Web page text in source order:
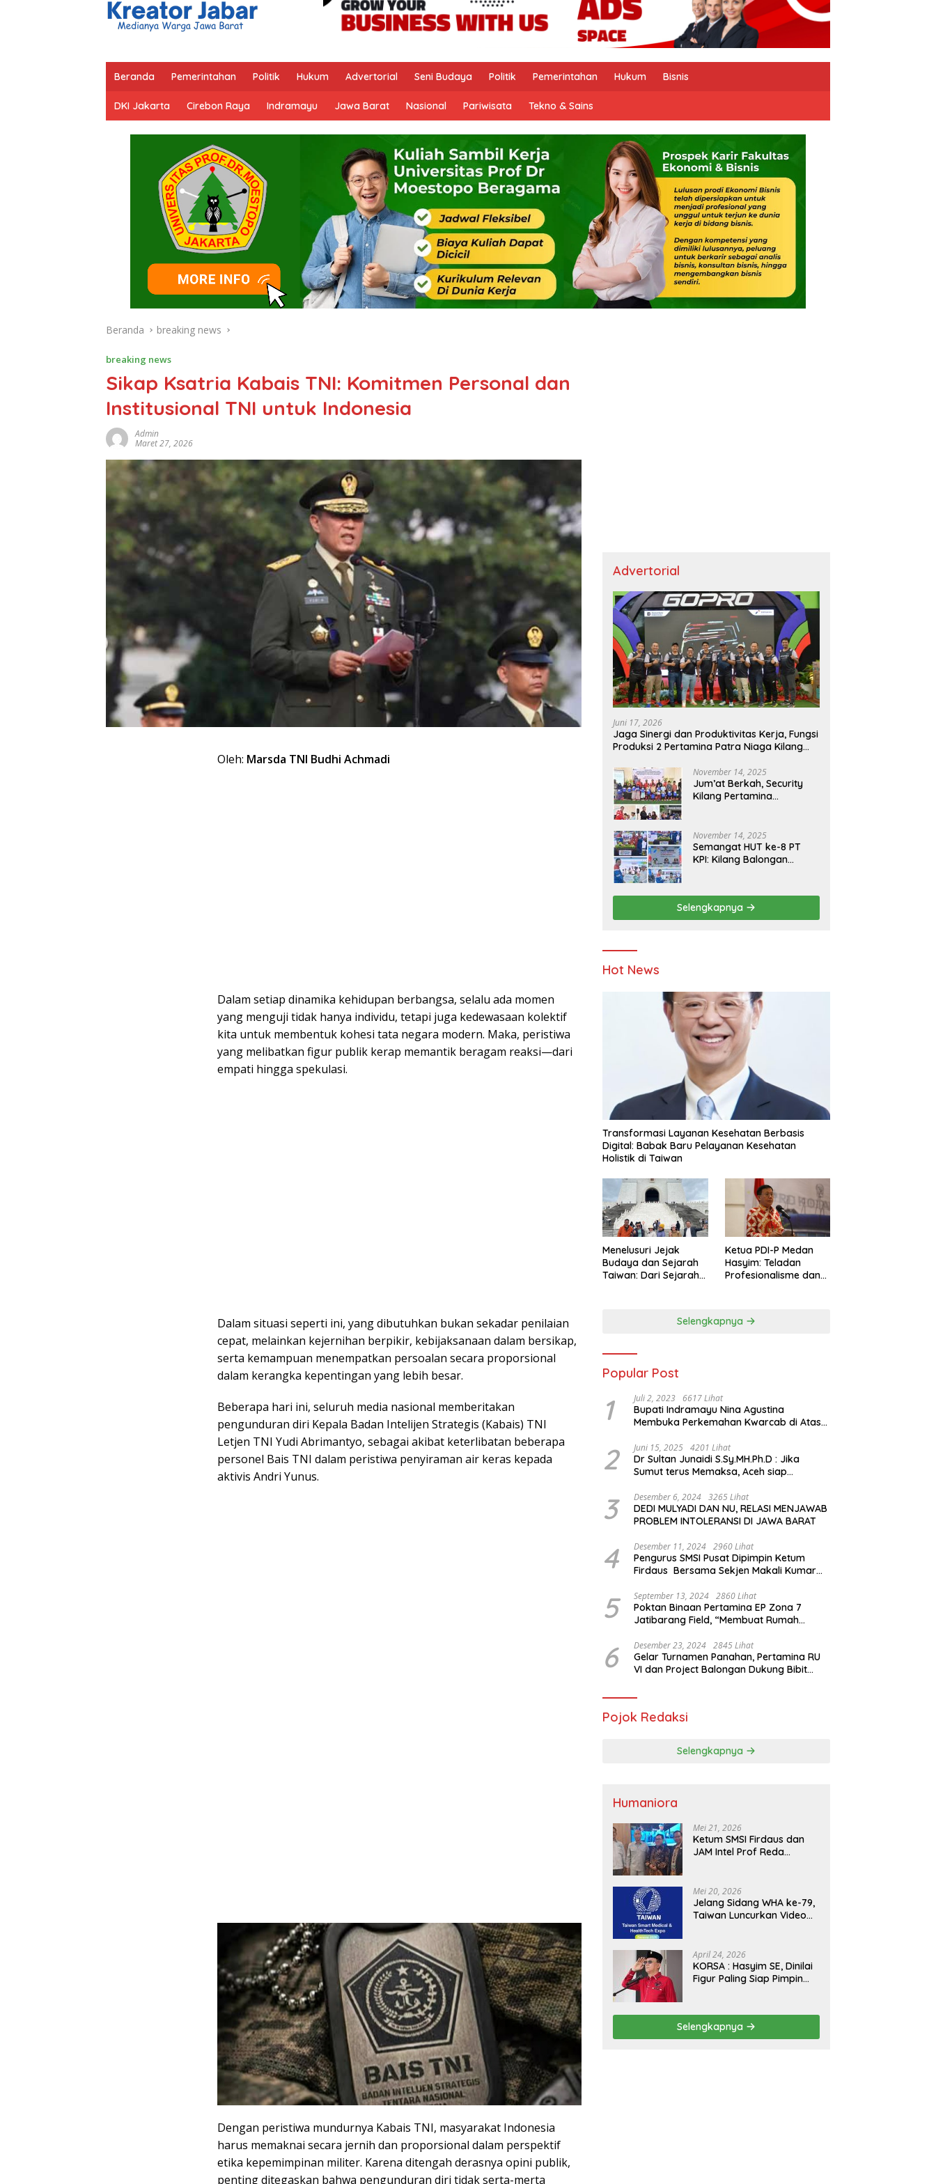
Beranda Pemerintahan Politik Hukum Advertorial Seni Budaya Politik Pemerintahan Hukum Bisnis
DKI Jakarta Cirebon Raya Indramayu Jawa Barat Nasional Pariwisata Tekno & Sains
Beranda breaking news
breaking news
Sikap Ksatria Kabais TNI: Komitmen Personal dan
Institusional TNI untuk Indonesia
Admin
Maret 27, 2026
Oleh: Marsda TNI Budhi Achmadi
Dalam setiap dinamika kehidupan berbangsa, selalu ada momen
yang menguji tidak hanya individu, tetapi juga kedewasaan kolektif
kita untuk membentuk kohesi tata negara modern. Maka, peristiwa
yang melibatkan figur publik kerap memantik beragam reaksi—dari
empati hingga spekulasi.
Dalam situasi seperti ini, yang dibutuhkan bukan sekadar penilaian
cepat, melainkan kejernihan berpikir, kebijaksanaan dalam bersikap,
serta kemampuan menempatkan persoalan secara proporsional
dalam kerangka kepentingan yang lebih besar.
Beberapa hari ini, seluruh media nasional memberitakan
pengunduran diri Kepala Badan Intelijen Strategis (Kabais) TNI
Letjen TNI Yudi Abrimantyo, sebagai akibat keterlibatan beberapa
personel Bais TNI dalam peristiwa penyiraman air keras kepada
aktivis Andri Yunus.
Dengan peristiwa mundurnya Kabais TNI, masyarakat Indonesia
harus memaknai secara jernih dan proporsional dalam perspektif
etika kepemimpinan militer. Karena ditengah derasnya opini publik,
penting ditegaskan bahwa pengunduran diri tidak serta-merta
Advertorial
Juni 17, 2026
Jaga Sinergi dan Produktivitas Kerja, Fungsi
Produksi 2 Pertamina Patra Niaga Kilang
November 14, 2025
Jum’at Berkah, Security
Kilang Pertamina
November 14, 2025
Semangat HUT ke-8 PT
KPI: Kilang Balongan
Berbagi Bersama
Penyandang Disabilitas
dan Yayasan Pendidikan
Selengkapnya
Hot News
Transformasi Layanan Kesehatan Berbasis
Digital: Babak Baru Pelayanan Kesehatan
Holistik di Taiwan
Menelusuri Jejak
Budaya dan Sejarah
Taiwan: Dari Sejarah
Sejarah Chiang Kai-
Ketua PDI-P Medan
Hasyim: Teladan
Profesionalisme dan
Selengkapnya
Popular Post
1 Juli 2, 2023 6617 Lihat
Bupati Indramayu Nina Agustina
Membuka Perkemahan Kwarcab di Atas
2 Juni 15, 2025 4201 Lihat
Dr Sultan Junaidi S.Sy.MH.Ph.D : Jika
Sumut terus Memaksa, Aceh siap
Internasional
3 Desember 6, 2024 3265 Lihat
DEDI MULYADI DAN NU, RELASI MENJAWAB
PROBLEM INTOLERANSI DI JAWA BARAT
4 Desember 11, 2024 2960 Lihat
Pengurus SMSI Pusat Dipimpin Ketum
Firdaus Bersama Sekjen Makali Kumar
Yusuf
5 September 13, 2024 2860 Lihat
Poktan Binaan Pertamina EP Zona 7
Jatibarang Field, “Membuat Rumah
Tikus
6 Desember 23, 2024 2845 Lihat
Gelar Turnamen Panahan, Pertamina RU
VI dan Project Balongan Dukung Bibit
Pojok Redaksi
Selengkapnya
Humaniora
Mei 21, 2026
Ketum SMSI Firdaus dan
JAM Intel Prof Reda
SMSI Sukseskan Jaga
Desa dan Jaga Dapur
MBG, Perkuat Pengawasan
Mei 20, 2026
Jelang Sidang WHA ke-79,
Taiwan Luncurkan Video
Inovasi Kesehatan Global
April 24, 2026
KORSA : Hasyim SE, Dinilai
Figur Paling Siap Pimpin
Selengkapnya